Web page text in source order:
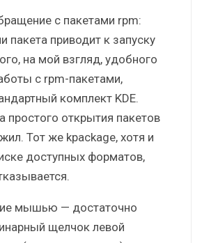
с пакетами rpm:
пакета приводит к запуску
на мой взгляд, удобного
с rpm-пакетами,
комплект KDE.
простого открытия пакетов
Тот же kpackage, хотя и
доступных форматов,
мышью — достаточно
щелчок левой